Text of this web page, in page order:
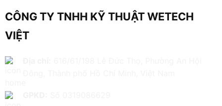
CÔNG TY TNHH KỸ THUẬT WETECH
VIỆT